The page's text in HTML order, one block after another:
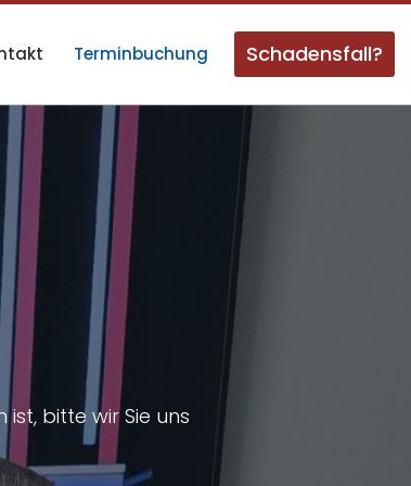
Terminbuchung Schadensfall?
bitte wir Sie uns